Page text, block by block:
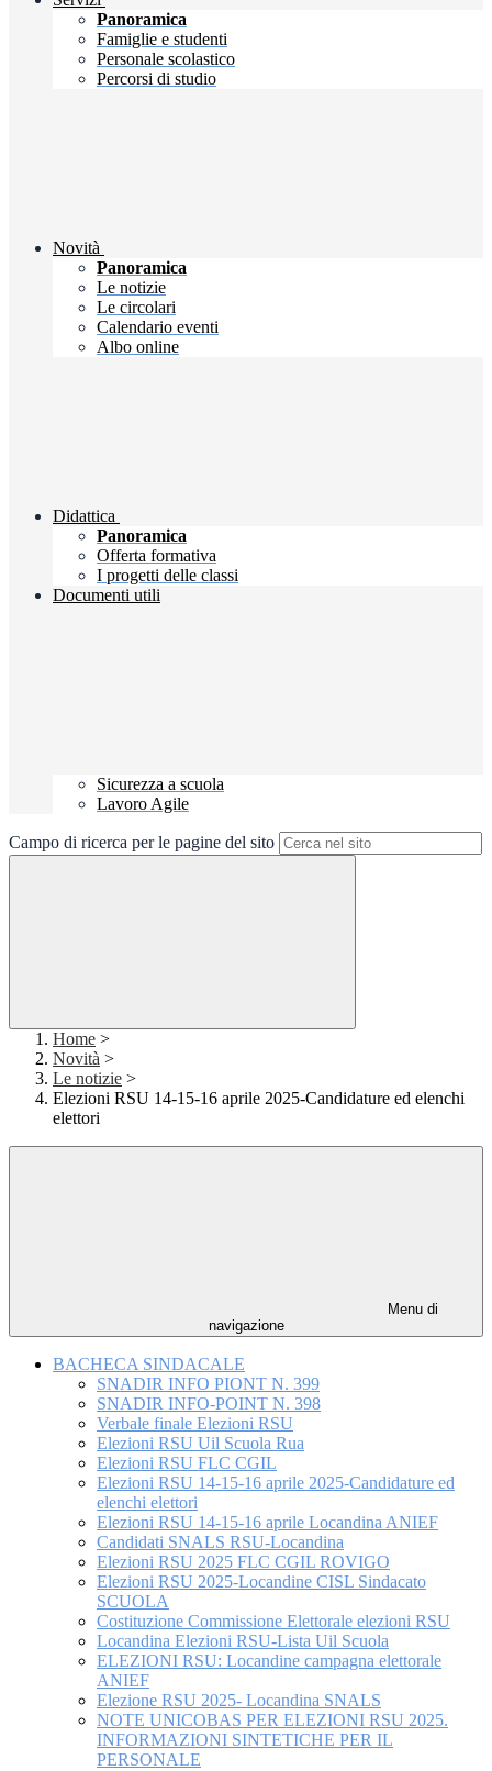
Panoramica
Famiglie e studenti
Personale scolastico
Percorsi di studio
Novità
Panoramica
Le notizie
Le circolari
Calendario eventi
Albo online
Didattica
Panoramica
Offerta formativa
I progetti delle classi
Documenti utili
Sicurezza a scuola
Lavoro Agile
Campo di ricerca per le pagine del sito
Home >
Novità >
Le notizie >
Elezioni RSU 14-15-16 aprile 2025-Candidature ed elenchi
elettori
Menu di
navigazione
BACHECA SINDACALE
SNADIR INFO PIONT N. 399
SNADIR INFO-POINT N. 398
Verbale finale Elezioni RSU
Elezioni RSU Uil Scuola Rua
Elezioni RSU FLC CGIL
Elezioni RSU 14-15-16 aprile 2025-Candidature ed
elenchi elettori
Elezioni RSU 14-15-16 aprile Locandina ANIEF
Candidati SNALS RSU-Locandina
Elezioni RSU 2025 FLC CGIL ROVIGO
Elezioni RSU 2025-Locandine CISL Sindacato
SCUOLA
Costituzione Commissione Elettorale elezioni RSU
Locandina Elezioni RSU-Lista Uil Scuola
ELEZIONI RSU: Locandine campagna elettorale
ANIEF
Elezione RSU 2025- Locandina SNALS
NOTE UNICOBAS PER ELEZIONI RSU 2025.
INFORMAZIONI SINTETICHE PER IL
PERSONALE